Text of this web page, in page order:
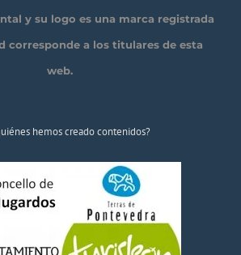
y su logo es una marca registrada
corresponde a los titulares de esta
web.
hemos creado contenidos?